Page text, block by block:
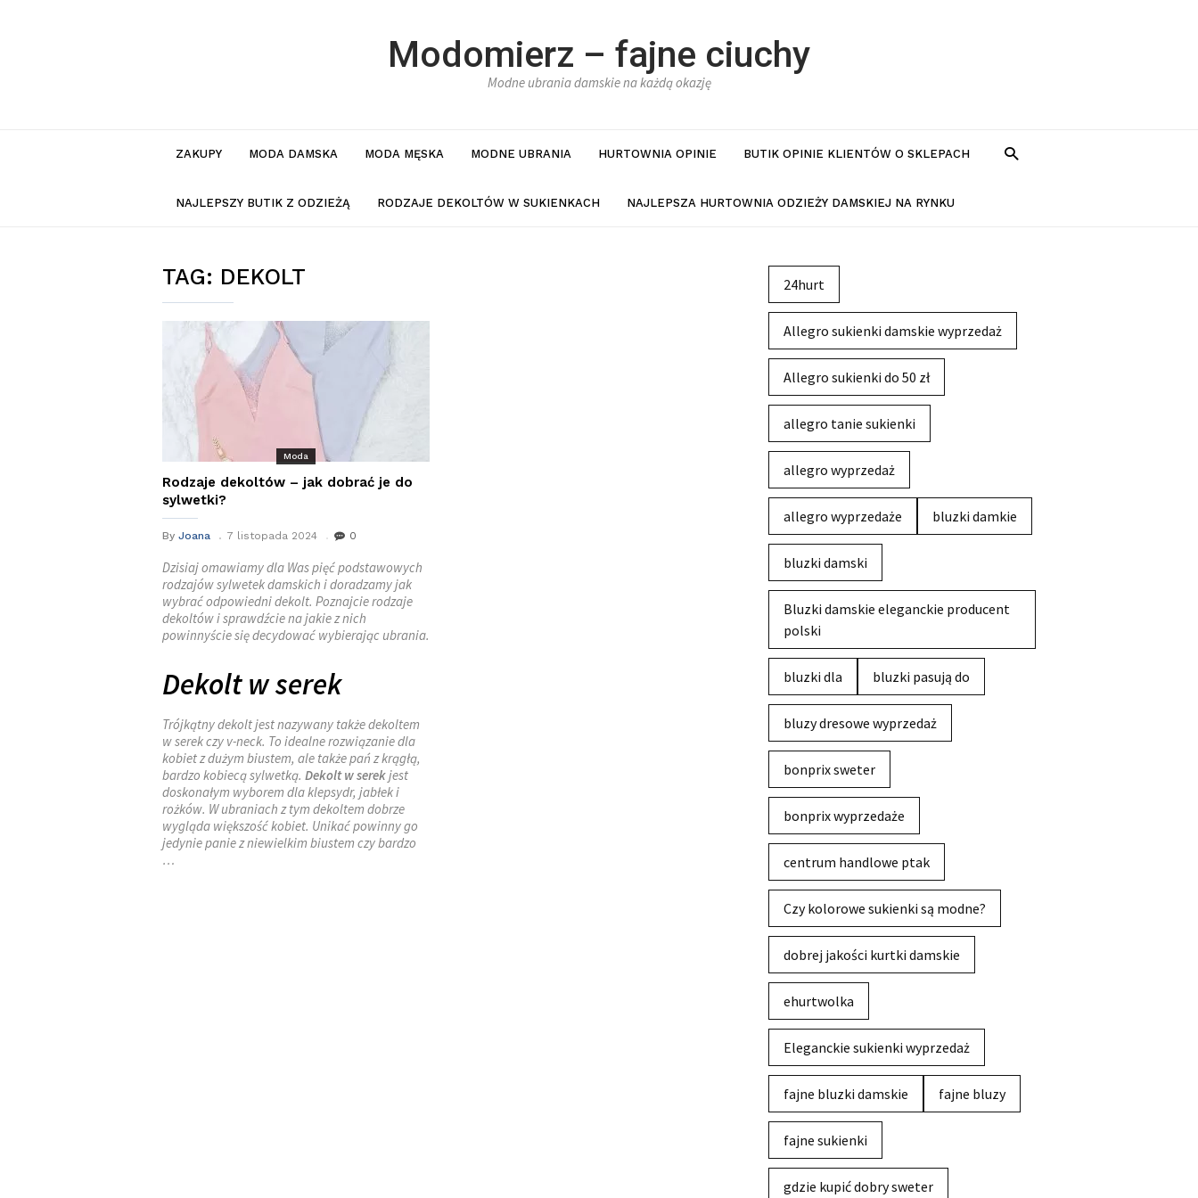
Modomierz – fajne ciuchy
Modne ubrania damskie na każdą okazję
ZAKUPY MODA DAMSKA MODA MĘSKA MODNE UBRANIA HURTOWNIA OPINIE BUTIK OPINIE KLIENTÓW O SKLEPACH
NAJLEPSZY BUTIK Z ODZIEŻĄ RODZAJE DEKOLTÓW W SUKIENKACH NAJLEPSZA HURTOWNIA ODZIEŻY DAMSKIEJ NA RYNKU
TAG: DEKOLT
Moda
Rodzaje dekoltów – jak dobrać je do
sylwetki?
By Joana 7 listopada 2024 0
Dzisiaj omawiamy dla Was pięć podstawowych
rodzajów sylwetek damskich i doradzamy jak
wybrać odpowiedni dekolt. Poznajcie rodzaje
dekoltów i sprawdźcie na jakie z nich
powinnyście się decydować wybierając ubrania.
Dekolt w serek
Trójkątny dekolt jest nazywany także dekoltem
w serek czy v-neck. To idealne rozwiązanie dla
kobiet z dużym biustem, ale także pań z krągłą,
bardzo kobiecą sylwetką. Dekolt w serekjest
doskonałym wyborem dla klepsydr, jabłek i
rożków. W ubraniach z tym dekoltem dobrze
wygląda większość kobiet. Unikać powinny go
jedynie panie z niewielkim biustem czy bardzo
…
24hurt
Allegro sukienki damskie wyprzedaż
Allegro sukienki do 50 zł
allegro tanie sukienki
allegro wyprzedaż
allegro wyprzedaże bluzki damkie
bluzki damski
Bluzki damskie eleganckie producent
polski
bluzki dla bluzki pasują do
bluzy dresowe wyprzedaż
bonprix sweter
bonprix wyprzedaże
centrum handlowe ptak
Czy kolorowe sukienki są modne?
dobrej jakości kurtki damskie
ehurtwolka
Eleganckie sukienki wyprzedaż
fajne bluzki damskie fajne bluzy
fajne sukienki
gdzie kupić dobry sweter